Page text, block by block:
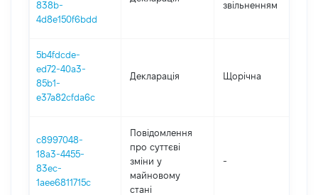
838b-
4d8e150f6bdd
звільненням
5b4fdcde-
ed72-40a3-
85b1-
e37a82cfda6c
Декларація Щорічна
c8997048-
18a3-4455-
83ec-
1aee6811715c
Повідомлення
про суттєві
зміни y
майновому
стані
-